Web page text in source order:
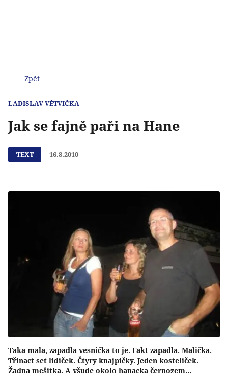
Zpět
LADISLAV VĚTVIČKA
Jak se fajně paři na Hane
TEXT 16.8.2010
Taka mala, zapadla vesnička to je. Fakt zapadla. Malička.
Třinact set lidiček. Čtyry knajpičky. Jeden kosteliček.
Žadna mešitka. A všude okolo hanacka černozem…